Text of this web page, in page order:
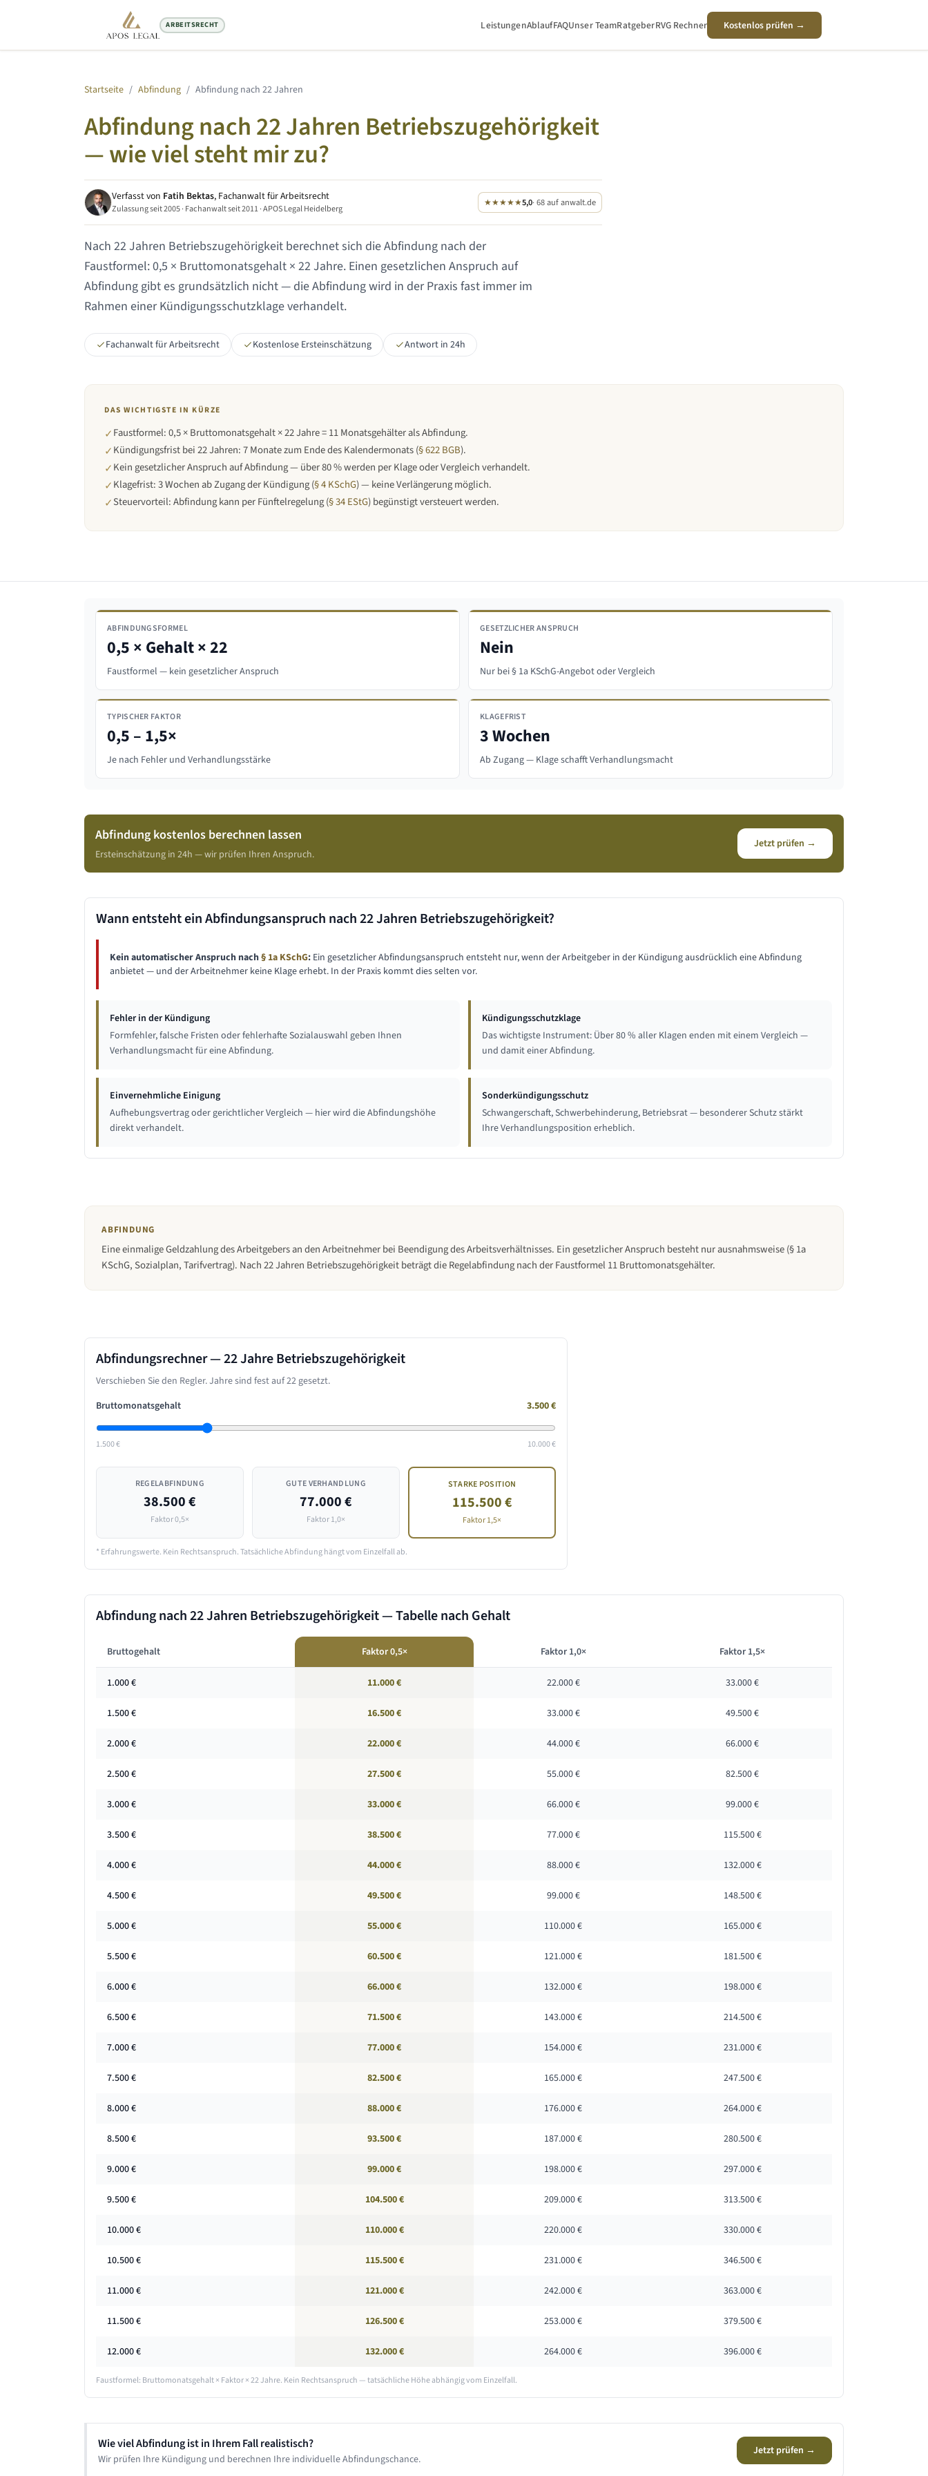
ARBEITSRECHT LeistungenAblaufFAQUnser TeamRatgeberRVG Rechner Kostenlos prüfen →
Startseite / Abfindung / Abfindung nach 22 Jahren
Abfindung nach22 Jahren Betriebszugehörigkeit
— wie viel steht mir zu?
Verfasst von Fatih Bektas, Fachanwalt für Arbeitsrecht
Zulassung seit 2005 · Fachanwalt seit 2011 · APOS Legal Heidelberg
★★★★★5,0· 68 auf anwalt.de
Nach 22 Jahren Betriebszugehörigkeit berechnet sich die Abfindung nach der
Faustformel: 0,5 × Bruttomonatsgehalt × 22 Jahre. Einen gesetzlichen Anspruch auf
Abfindung gibt es grundsätzlich nicht — die Abfindung wird in der Praxis fast immer im
Rahmen einer Kündigungsschutzklage verhandelt.
Fachanwalt für Arbeitsrecht Kostenlose Ersteinschätzung Antwort in 24h
DAS WICHTIGSTE IN KÜRZE
✓Faustformel: 0,5 × Bruttomonatsgehalt × 22 Jahre = 11 Monatsgehälter als Abfindung.
✓Kündigungsfrist bei22 Jahren:7 Monate zum Ende des Kalendermonats(§ 622 BGB).
✓Kein gesetzlicher Anspruch auf Abfindung — über 80 % werden per Klage oder Vergleich verhandelt.
✓Klagefrist: 3 Wochen ab Zugang der Kündigung (§ 4 KSchG) — keine Verlängerung möglich.
✓Steuervorteil: Abfindung kann per Fünftelregelung (§ 34 EStG) begünstigt versteuert werden.
ABFINDUNGSFORMEL
0,5 × Gehalt × 22
Faustformel — kein gesetzlicher Anspruch
GESETZLICHER ANSPRUCH
Nein
Nur bei § 1a KSchG-Angebot oder Vergleich
TYPISCHER FAKTOR
0,5 – 1,5×
Je nach Fehler und Verhandlungsstärke
KLAGEFRIST
3 Wochen
Ab Zugang — Klage schafft Verhandlungsmacht
Abfindung kostenlos berechnen lassen
Ersteinschätzung in 24h — wir prüfen Ihren Anspruch.
Jetzt prüfen →
Wann entsteht ein Abfindungsanspruch nach22 Jahren Betriebszugehörigkeit?
Kein automatischer Anspruch nach§ 1a KSchG: Ein gesetzlicher Abfindungsanspruch entsteht nur, wenn der Arbeitgeber in der Kündigung ausdrücklich eine Abfindung
anbietet — und der Arbeitnehmer keine Klage erhebt. In der Praxis kommt dies selten vor.
Fehler in der Kündigung
Formfehler, falsche Fristen oder fehlerhafte Sozialauswahl geben Ihnen
Verhandlungsmacht für eine Abfindung.
Kündigungsschutzklage
Das wichtigste Instrument: Über 80 % aller Klagen enden mit einem Vergleich —
und damit einer Abfindung.
Einvernehmliche Einigung
Aufhebungsvertrag oder gerichtlicher Vergleich — hier wird die Abfindungshöhe
direkt verhandelt.
Sonderkündigungsschutz
Schwangerschaft, Schwerbehinderung, Betriebsrat — besonderer Schutz stärkt
Ihre Verhandlungsposition erheblich.
ABFINDUNG
Eine einmalige Geldzahlung des Arbeitgebers an den Arbeitnehmer bei Beendigung des Arbeitsverhältnisses. Ein gesetzlicher Anspruch besteht nur ausnahmsweise (§ 1a
KSchG, Sozialplan, Tarifvertrag). Nach 22 Jahren Betriebszugehörigkeit beträgt die Regelabfindung nach der Faustformel 11 Bruttomonatsgehälter.
Abfindungsrechner —22 JahreBetriebszugehörigkeit
Verschieben Sie den Regler. Jahre sind fest auf22gesetzt.
Bruttomonatsgehalt
3.500€
1.500 € 10.000 €
REGELABFINDUNG
38.500 €
Faktor 0,5×
GUTE VERHANDLUNG
77.000 €
Faktor 1,0×
STARKE POSITION
115.500 €
Faktor 1,5×
* Erfahrungswerte. Kein Rechtsanspruch. Tatsächliche Abfindung hängt vom Einzelfall ab.
Abfindung nach22 Jahren Betriebszugehörigkeit — Tabelle nach Gehalt
Bruttogehalt Faktor 0,5× Faktor 1,0× Faktor 1,5×
1.000€ 11.000 € 22.000 € 33.000 €
1.500€ 16.500 € 33.000 € 49.500 €
2.000€ 22.000 € 44.000 € 66.000 €
2.500€ 27.500 € 55.000 € 82.500 €
3.000€ 33.000 € 66.000 € 99.000 €
3.500€ 38.500 € 77.000 € 115.500 €
4.000€ 44.000 € 88.000 € 132.000 €
4.500€ 49.500 € 99.000 € 148.500 €
5.000€ 55.000 € 110.000 € 165.000 €
5.500€ 60.500 € 121.000 € 181.500 €
6.000€ 66.000 € 132.000 € 198.000 €
6.500€ 71.500 € 143.000 € 214.500 €
7.000€ 77.000 € 154.000 € 231.000 €
7.500€ 82.500 € 165.000 € 247.500 €
8.000€ 88.000 € 176.000 € 264.000 €
8.500€ 93.500 € 187.000 € 280.500 €
9.000€ 99.000 € 198.000 € 297.000 €
9.500€ 104.500 € 209.000 € 313.500 €
10.000€ 110.000 € 220.000 € 330.000 €
10.500€ 115.500 € 231.000 € 346.500 €
11.000€ 121.000 € 242.000 € 363.000 €
11.500€ 126.500 € 253.000 € 379.500 €
12.000€ 132.000 € 264.000 € 396.000 €
Faustformel: Bruttomonatsgehalt × Faktor ×22 Jahre. Kein Rechtsanspruch — tatsächliche Höhe abhängig vom Einzelfall.
Wie viel Abfindung ist in Ihrem Fall realistisch?
Wir prüfen Ihre Kündigung und berechnen Ihre individuelle Abfindungschance.
Jetzt prüfen →